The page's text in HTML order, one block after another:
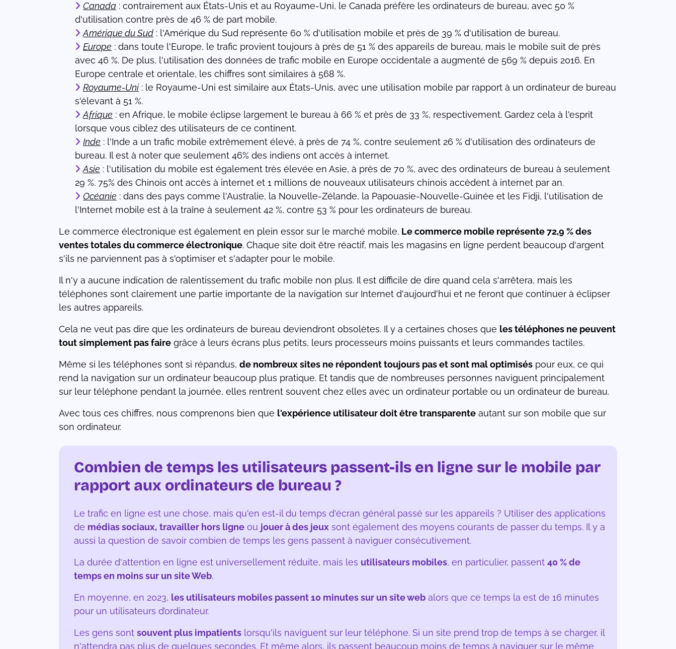
Canada : contrairement aux États-Unis et au Royaume-Uni, le Canada préfère les ordinateurs de bureau, avec 50 %
d'utilisation contre près de 46 % de part mobile.
Amérique du Sud : l'Amérique du Sud représente 60 % d'utilisation mobile et près de 39 % d'utilisation de bureau.
Europe : dans toute l'Europe, le trafic provient toujours à près de 51 % des appareils de bureau, mais le mobile suit de près
avec 46 %. De plus, l'utilisation des données de trafic mobile en Europe occidentale a augmenté de 569 % depuis 2016. En
Europe centrale et orientale, les chiffres sont similaires à 568 %.
Royaume-Uni : le Royaume-Uni est similaire aux États-Unis, avec une utilisation mobile par rapport à un ordinateur de bureau
s'élevant à 51 %.
Afrique : en Afrique, le mobile éclipse largement le bureau à 66 % et près de 33 %, respectivement. Gardez cela à l'esprit
lorsque vous ciblez des utilisateurs de ce continent.
Inde : l'Inde a un trafic mobile extrêmement élevé, à près de 74 %, contre seulement 26 % d'utilisation des ordinateurs de
bureau. Il est à noter que seulement 46% des indiens ont accès à internet.
Asie : l'utilisation du mobile est également très élevée en Asie, à près de 70 %, avec des ordinateurs de bureau à seulement
29 %. 75% des Chinois ont accès à internet et 1 millions de nouveaux utilisateurs chinois accèdent à internet par an.
Océanie : dans des pays comme l'Australie, la Nouvelle-Zélande, la Papouasie-Nouvelle-Guinée et les Fidji, l'utilisation de
l'Internet mobile est à la traîne à seulement 42 %, contre 53 % pour les ordinateurs de bureau.
Le commerce électronique est également en plein essor sur le marché mobile. Le commerce mobile représente 72,9 % des
ventes totales du commerce électronique. Chaque site doit être réactif, mais les magasins en ligne perdent beaucoup d'argent
s'ils ne parviennent pas à s'optimiser et s'adapter pour le mobile.
Il n'y a aucune indication de ralentissement du trafic mobile non plus. Il est difficile de dire quand cela s'arrêtera, mais les
téléphones sont clairement une partie importante de la navigation sur Internet d'aujourd'hui et ne feront que continuer à éclipser
les autres appareils.
Cela ne veut pas dire que les ordinateurs de bureau deviendront obsolètes. Il y a certaines choses que les téléphones ne peuvent
tout simplement pas faire grâce à leurs écrans plus petits, leurs processeurs moins puissants et leurs commandes tactiles.
Même si les téléphones sont si répandus, de nombreux sites ne répondent toujours pas et sont mal optimisés pour eux, ce qui
rend la navigation sur un ordinateur beaucoup plus pratique. Et tandis que de nombreuses personnes naviguent principalement
sur leur téléphone pendant la journée, elles rentrent souvent chez elles avec un ordinateur portable ou un ordinateur de bureau.
Avec tous ces chiffres, nous comprenons bien que l'expérience utilisateur doit être transparente autant sur son mobile que sur
son ordinateur.
Combien de temps les utilisateurs passent-ils en ligne sur le mobile par
rapport aux ordinateurs de bureau ?
Le trafic en ligne est une chose, mais qu'en est-il du temps d'écran général passé sur les appareils ? Utiliser des applications
de médias sociaux, travailler hors ligne ou jouer à des jeux sont également des moyens courants de passer du temps. Il y a
aussi la question de savoir combien de temps les gens passent à naviguer consécutivement.
La durée d'attention en ligne est universellement réduite, mais les utilisateurs mobiles, en particulier, passent 40 % de
temps en moins sur un site Web.
En moyenne, en 2023, les utilisateurs mobiles passent 10 minutes sur un site web alors que ce temps la est de 16 minutes
pour un utilisateurs d’ordinateur.
Les gens sont souvent plus impatients lorsqu'ils naviguent sur leur téléphone. Si un site prend trop de temps à se charger, il
n'attendra pas plus de quelques secondes. Et même alors, ils passent beaucoup moins de temps à naviguer sur le même